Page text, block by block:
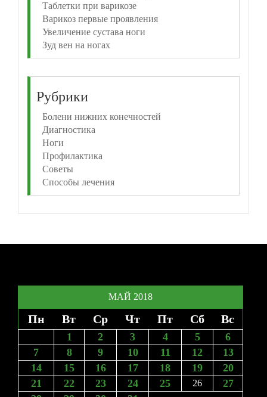
Таблетки при варикозе
Варикоз первые проявления
Увеличение сустава ноги
Зуд вен на ногах
Рубрики
Болени нижних конечностей
Диагностика
Ноги
Профилактика
Советы
Способы лечения
МАЙ 2018
Пн Вт Ср Чт Пт Сб Вс
1 2 3 4 5
6
7
8 9 10 11 12
13
14
15 16 17 18 19
20
21
22 23 24 25 26
27